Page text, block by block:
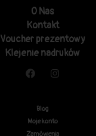
O Nas
Kontakt
Voucher prezentowy
Klejenie nadruków
Blog
Moje konto
Zamówienia